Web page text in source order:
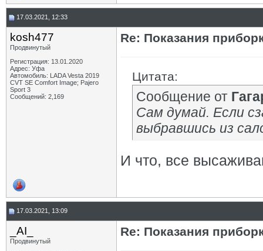
17.03.2021, 12:33
kosh477
Продвинутый
Регистрация: 13.01.2020
Адрес: Уфа
Автомобиль: LADA Vesta 2019
CVT SE Comfort Image; Pajero
Sport 3
Сообщений: 2,169
Re: Показания
Цитата:
Сообщение от
Сам думай. Если
выбравшись из
И что, все
17.03.2021, 13:09
_AI_
Продвинутый
Re: Показания